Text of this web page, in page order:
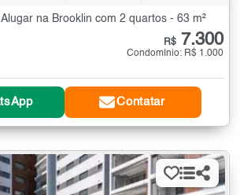
na Brooklin com 2 quartos - 63 m²
R$ 7.300
Condomínio: R$ 1.000
Contatar